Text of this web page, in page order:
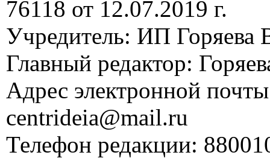
76118 от 12.07.2019 г.
Учредитель: ИП Горяева
Главный редактор:
Адрес электронной
centrideia@mail.ru
Телефон редакции: